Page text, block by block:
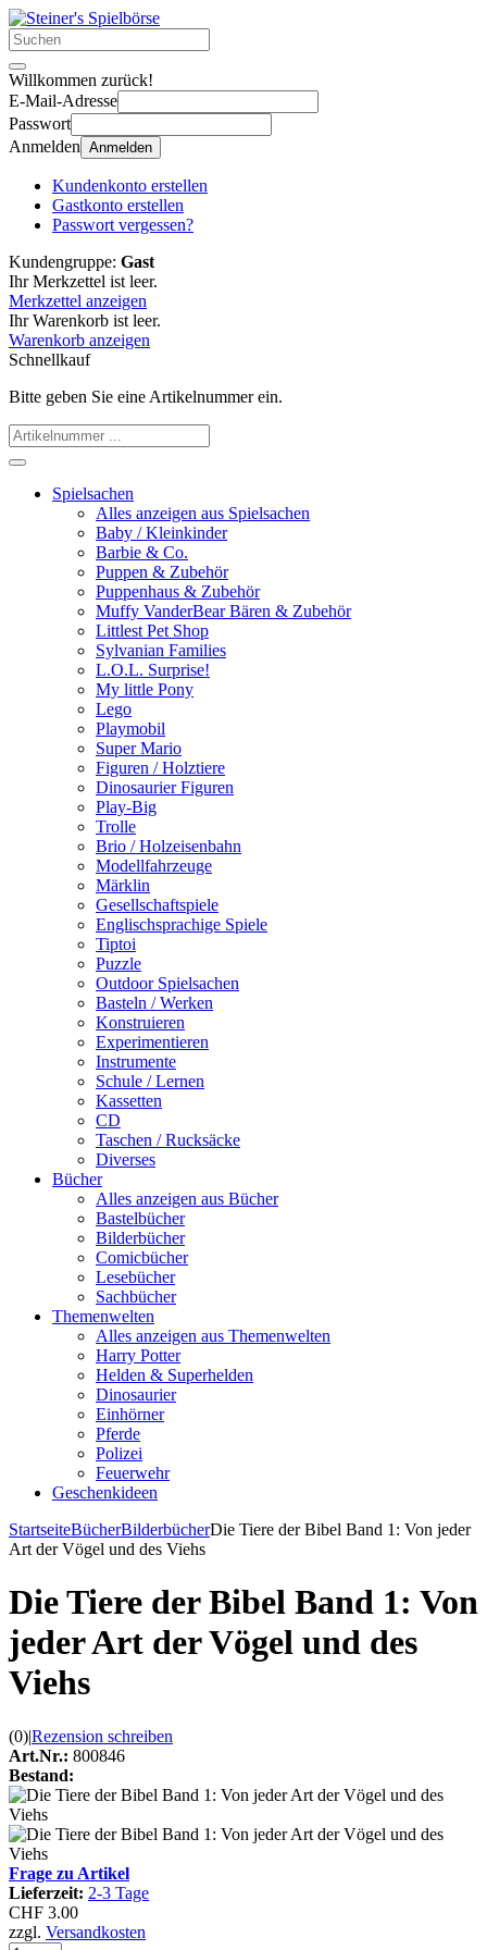
Willkommen zurück!
E-Mail-Adresse
Passwort
Anmelden Anmelden
Kundenkonto erstellen
Gastkonto erstellen
Passwort vergessen?
Kundengruppe: Gast
Ihr Merkzettel ist leer.
Merkzettel anzeigen
Ihr Warenkorb ist leer.
Warenkorb anzeigen
Schnellkauf
Bitte geben Sie eine Artikelnummer ein.
Spielsachen
Alles anzeigen aus Spielsachen
Baby / Kleinkinder
Barbie & Co.
Puppen & Zubehör
Puppenhaus & Zubehör
Muffy VanderBear Bären & Zubehör
Littlest Pet Shop
Sylvanian Families
L.O.L. Surprise!
My little Pony
Lego
Playmobil
Super Mario
Figuren / Holztiere
Dinosaurier Figuren
Play-Big
Trolle
Brio / Holzeisenbahn
Modellfahrzeuge
Märklin
Gesellschaftspiele
Englischsprachige Spiele
Tiptoi
Puzzle
Outdoor Spielsachen
Basteln / Werken
Konstruieren
Experimentieren
Instrumente
Schule / Lernen
Kassetten
CD
Taschen / Rucksäcke
Diverses
Bücher
Alles anzeigen aus Bücher
Bastelbücher
Bilderbücher
Comicbücher
Lesebücher
Sachbücher
Themenwelten
Alles anzeigen aus Themenwelten
Harry Potter
Helden & Superhelden
Dinosaurier
Einhörner
Pferde
Polizei
Feuerwehr
Geschenkideen
StartseiteBücherBilderbücherDie Tiere der Bibel Band 1: Von jeder
Art der Vögel und des Viehs
Die Tiere der Bibel Band 1: Von
jeder Art der Vögel und des
Viehs
(0)|Rezension schreiben
Art.Nr.: 800846
Bestand:
Frage zu Artikel
Lieferzeit: 2-3 Tage
CHF 3.00
zzgl. Versandkosten